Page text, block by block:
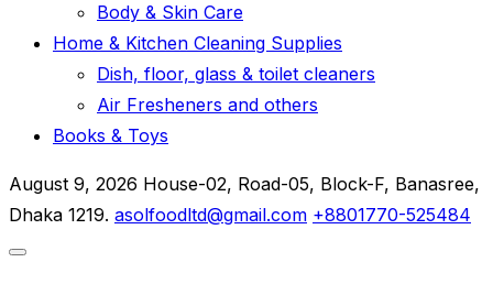
Body & Skin Care
Home & Kitchen Cleaning Supplies
Dish, floor, glass & toilet cleaners
Air Fresheners and others
Books & Toys
August 9, 2026 House-02, Road-05, Block-F, Banasree,
Dhaka 1219. asolfoodltd@gmail.com +8801770-525484